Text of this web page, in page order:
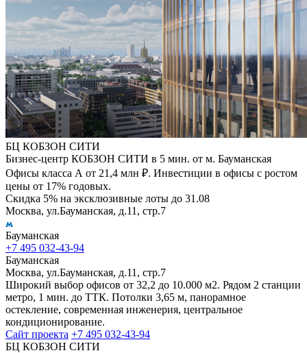
БЦ КОБЗОН СИТИ
Бизнес-центр КОБЗОН СИТИ в 5 мин. от м. Бауманская
Офисы класса А от 21,4 млн ₽. Инвестиции в офисы с ростом
цены от 17% годовых.
Скидка 5% на эксклюзивные лоты до 31.08
Москва, ул.Бауманская, д.11, стр.7
Бауманская
+7 495 032-43-94
Бауманская
Москва, ул.Бауманская, д.11, стр.7
Широкий выбор офисов от 32,2 до 10.000 м2. Рядом 2 станции
метро, 1 мин. до ТТК. Потолки 3,65 м, панорамное
остекление, современная инженерия, центральное
кондиционирование.
Сайт проекта +7 495 032-43-94
БЦ КОБЗОН СИТИ